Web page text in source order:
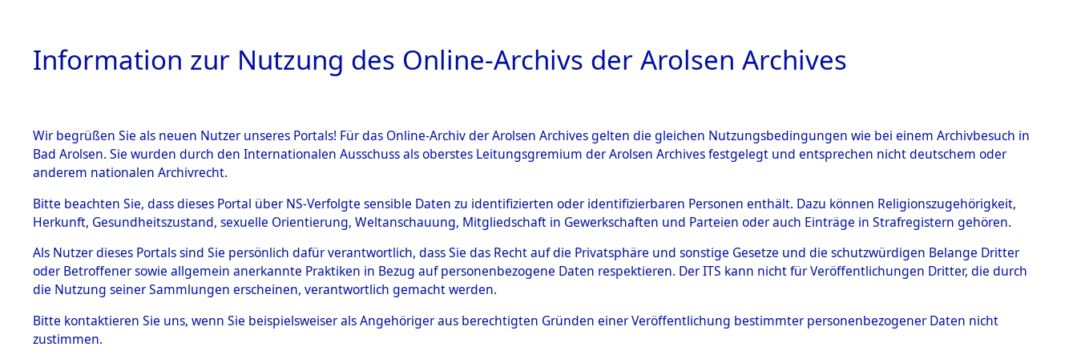
HOME BESTANDSBESCHREIBUNG ARCHIVALE ÜBERSICHT BILD
BESTÄNDE
Inhaftierungsdoku
mente
5. Verschiedenes
Todesmärsche
5.3.1 Alliierte
Ermittlungen zu den Orten Fahls - Geltendorf→0003 (84598029)
→0114 (84598143)
0114 (84598143)
Information zur Nutzung des Online-Archivs der Arolsen Archives
Wir begrüßen Sie als neuen Nutzer unseres Portals! Für das Online-Archiv der Arolsen Archives gelten die gleichen Nutzungsbedingungen wie bei einem Archivbesuch in
Bad Arolsen. Sie wurden durch den Internationalen Ausschuss als oberstes Leitungsgremium der Arolsen Archives festgelegt und entsprechen nicht deutschem oder
anderem nationalen Archivrecht.
Bitte beachten Sie, dass dieses Portal über NS-Verfolgte sensible Daten zu identifizierten oder identifizierbaren Personen enthält. Dazu können Religionszugehörigkeit,
Herkunft, Gesundheitszustand, sexuelle Orientierung, Weltanschauung, Mitgliedschaft in Gewerkschaften und Parteien oder auch Einträge in Strafregistern gehören.
Als Nutzer dieses Portals sind Sie persönlich dafür verantwortlich, dass Sie das Recht auf die Privatsphäre und sonstige Gesetze und die schutzwürdigen Belange Dritter
oder Betroffener sowie allgemein anerkannte Praktiken in Bezug auf personenbezogene Daten respektieren. Der ITS kann nicht für Veröffentlichungen Dritter, die durch
die Nutzung seiner Sammlungen erscheinen, verantwortlich gemacht werden.
Bitte kontaktieren Sie uns, wenn Sie beispielsweiser als Angehöriger aus berechtigten Gründen einer Veröffentlichung bestimmter personenbezogener Daten nicht
zustimmen.